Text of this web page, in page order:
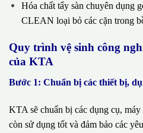
Hóa chất tẩy sàn chuyên dụng
CLEAN loại bỏ các cặn trong
Quy trình vệ sinh công
của KTA
Bước 1: Chuẩn bị các thiết bị,
KTA sẽ chuẩn bị các dụng cụ,
còn sử dụng tốt và đảm bảo các